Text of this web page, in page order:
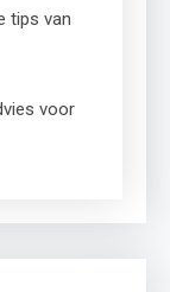
tips van
voor